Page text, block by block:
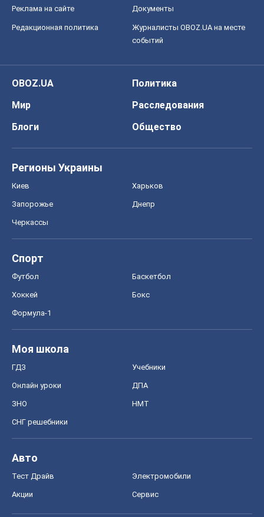
Реклама на сайте Документы
Редакционная политика
Журналисты OBOZ.UA на месте
событий
OBOZ.UA
Политика
Мир
Расследования
Блоги
Общество
Регионы Украины
Киев Харьков
Запорожье Днепр
Черкассы
Спорт
Футбол Баскетбол
Хоккей Бокс
Формула-1
Моя школа
ГДЗ Учебники
Онлайн уроки ДПА
ЗНО НМТ
СНГ решебники
Авто
Тест Драйв Электромобили
Акции Сервис